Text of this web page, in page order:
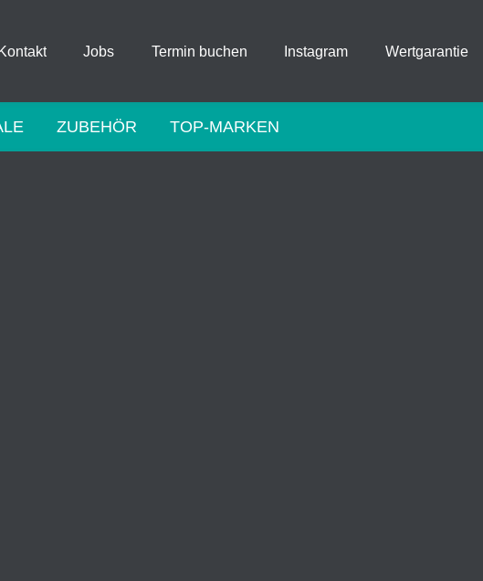
Jobs Termin buchen Instagram Wertgarantie
ZUBEHÖR TOP-MARKEN